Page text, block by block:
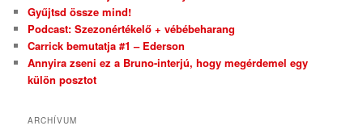
Gyűjtsd össze mind!
Podcast: Szezonértékelő + vébébeharang
Carrick bemutatja #1 – Ederson
Annyira zseni ez a Bruno-interjú, hogy megérdemel egy
külön posztot
ARCHÍVUM